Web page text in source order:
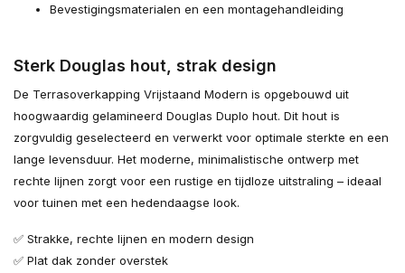
Bevestigingsmaterialen en een montagehandleiding
Sterk Douglas hout, strak design
De Terrasoverkapping Vrijstaand Modern is opgebouwd uit
hoogwaardig gelamineerd Douglas Duplo hout. Dit hout is
zorgvuldig geselecteerd en verwerkt voor optimale sterkte en een
lange levensduur. Het moderne, minimalistische ontwerp met
rechte lijnen zorgt voor een rustige en tijdloze uitstraling – ideaal
voor tuinen met een hedendaagse look.
✅ Strakke, rechte lijnen en modern design
✅ Plat dak zonder overstek